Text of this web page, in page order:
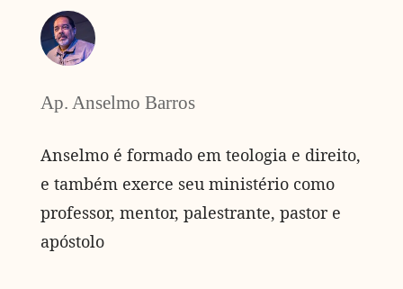
Ap. Anselmo Barros
Anselmo é formado em teologia e direito,
e também exerce seu ministério como
professor, mentor, palestrante, pastor e
apóstolo